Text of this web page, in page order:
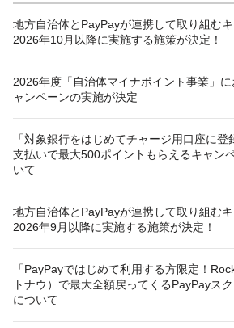
地方自治体とPayPayが連携して取り組むキ
2026年10月以降に実施する施策が決定！
2026年度「自治体マイナポイント事業」
ャンペーンの実施が決定
「対象銀行をはじめてチャージ用口座に登
支払いで最大500ポイントもらえるキャン
いて
地方自治体とPayPayが連携して取り組むキ
2026年9月以降に実施する施策が決定！
「PayPayではじめて利用する方限定！
トナウ）で最大全額戻ってくるPayPayス
について